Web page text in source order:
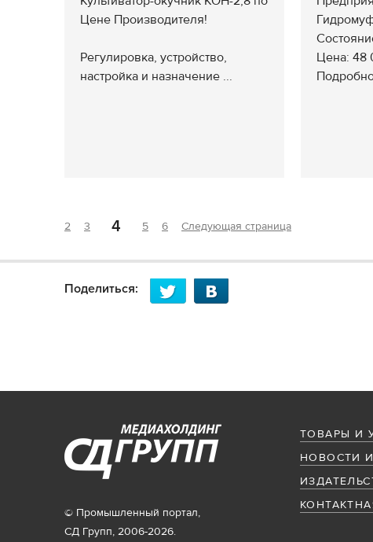
Цене Производителя!
Регулировка, устройство,
настройка и назначение ...
Цена: 48
2 3 4 5 6 Следующая страница
Поделиться:
ТОВАРЫ И
НОВОСТИ
© Промышленный портал,
СД Групп, 2006-2026.